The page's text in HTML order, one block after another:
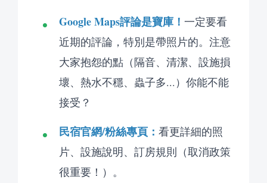
Google Maps評論是寶庫！ 一定要看
近期的評論，特別是帶照片的。注意
大家抱怨的點（隔音、清潔、設施損
壞、熱水不穩、蟲子多...）你能不能
接受？
民宿官網/粉絲專頁： 看更詳細的照
片、設施說明、訂房規則（取消政策
很重要！）。